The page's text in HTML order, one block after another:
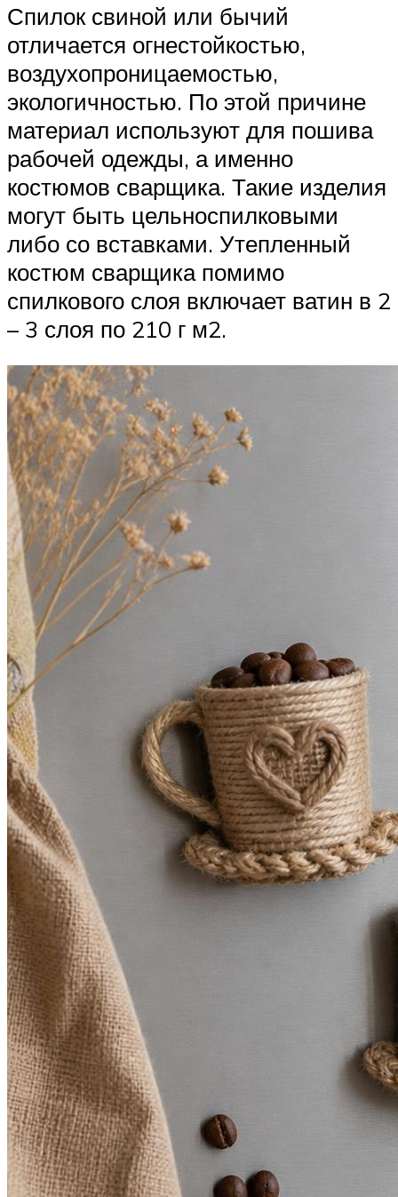
Спилок свиной или бычий
отличается огнестойкостью,
воздухопроницаемостью,
экологичностью. По этой причине
материал используют для пошива
рабочей одежды, а именно
костюмов сварщика. Такие изделия
могут быть цельноспилковыми
либо со вставками. Утепленный
костюм сварщика помимо
спилкового слоя включает ватин в 2
– 3 слоя по 210 г м2.